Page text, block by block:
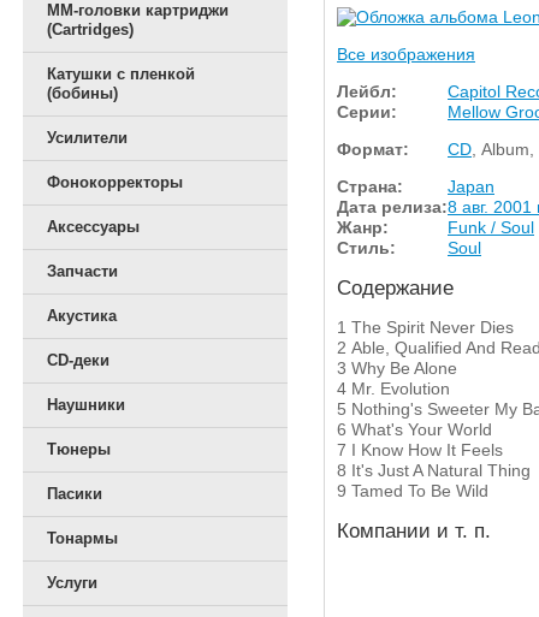
ММ-головки картриджи
(Cartridges)
Катушки с пленкой
(бобины)
Усилители
Фонокорректоры
Аксессуары
Запчасти
Акустика
CD-деки
Наушники
Тюнеры
Пасики
Тонармы
Услуги
Все изображения
Лейбл:
Capitol
Серии:
Mellow
Формат:
CD ,
Страна:
Japan
Дата релиза:8 авг. 2001
Жанр:
Funk / Soul
Стиль:
Soul
Содержание
1 The Spirit Never Dies
2 Able, Qualified And
3 Why Be Alone
4 Mr. Evolution
5 Nothing's Sweeter My
6 What's Your World
7 I Know How It Feels
8 It's Just A Natural Thing
9 Tamed To Be Wild
Компании и т. п.